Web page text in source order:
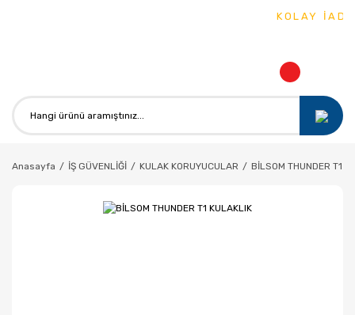
KOLAY İADE
Anasayfa İŞ GÜVENLİĞİ KULAK KORUYUCULAR BİLSOM THUNDER T1